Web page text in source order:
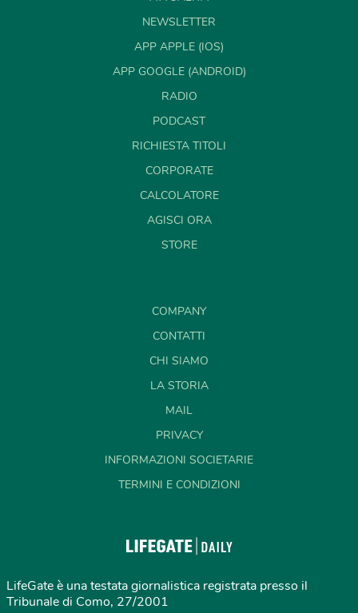
NEWSLETTER
APP APPLE (IOS)
APP GOOGLE (ANDROID)
RADIO
PODCAST
RICHIESTA TITOLI
CORPORATE
CALCOLATORE
AGISCI ORA
STORE
COMPANY
CONTATTI
CHI SIAMO
LA STORIA
MAIL
PRIVACY
INFORMAZIONI SOCIETARIE
TERMINI E CONDIZIONI
LifeGate è una testata giornalistica registrata presso il
Tribunale di Como, 27/2001